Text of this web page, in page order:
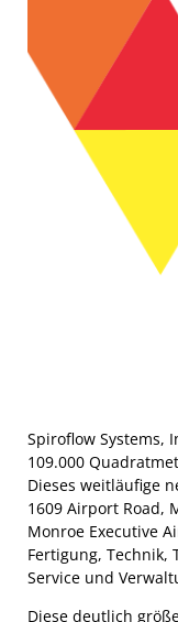
Spiroflow Systems,
109.000
Dieses weitläufige
1609 Airport Road,
Monroe Executive
Fertigung, Technik,
Service und
Diese deutlich